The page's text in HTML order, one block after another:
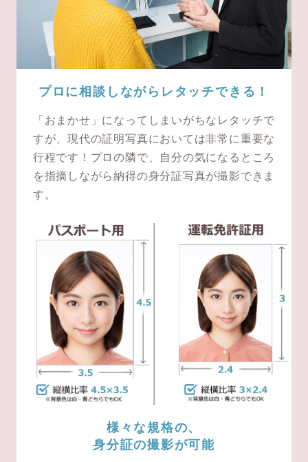
プロに相談しながらレタッチできる！
「おまかせ」になってしまいがちなレタッチで
すが、現代の証明写真においては非常に重要な
行程です！プロの隣で、自分の気になるところ
を指摘しながら納得の身分証写真が撮影できま
す。
様々な規格の、
身分証の撮影が可能